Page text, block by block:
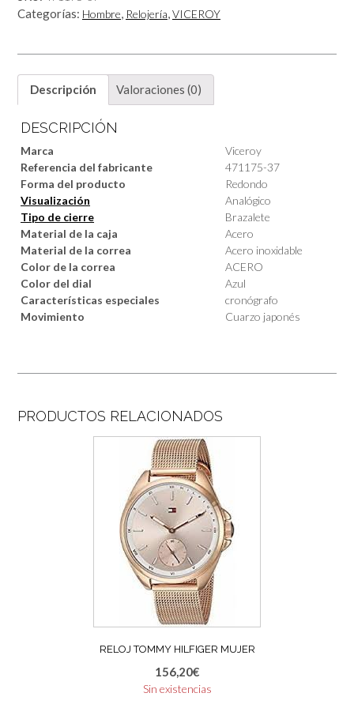
Categorías: Hombre Relojería VICEROY
Descripción Valoraciones (0)
DESCRIPCIÓN
Marca
Viceroy
Referencia del fabricante
471175-37
Forma del producto
Redondo
Visualización
Analógico
Tipo de cierre
Brazalete
Material de la caja
Acero
Material de la correa
Acero inoxidable
Color de la correa
ACERO
Color del dial
Azul
Características especiales
cronógrafo
Movimiento
Cuarzo japonés
PRODUCTOS RELACIONADOS
RELOJ TOMMY HILFIGER MUJER
156,20€
Sin existencias